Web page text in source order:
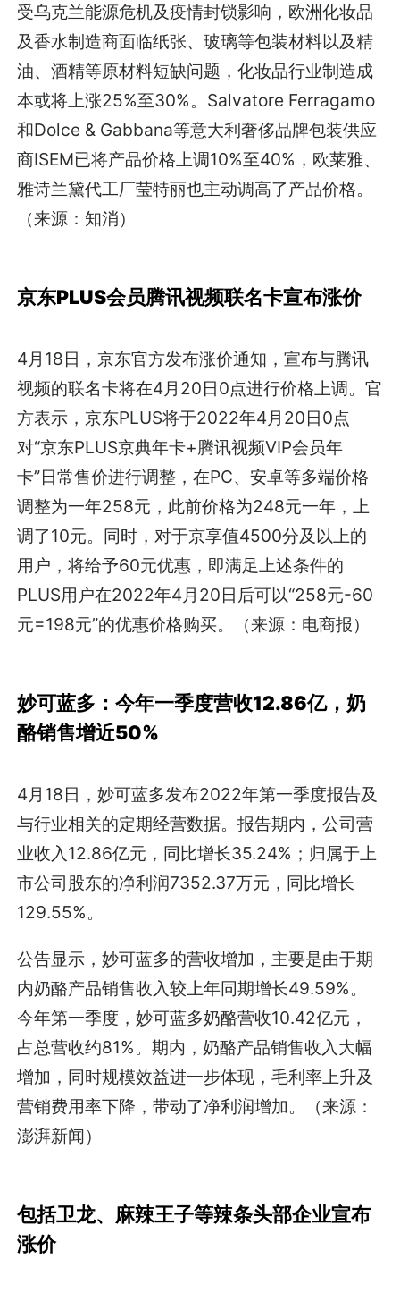
受乌克兰能源危机及疫情封锁影响，欧洲化妆品
及香水制造商面临纸张、玻璃等包装材料以及精
油、酒精等原材料短缺问题，化妆品行业制造成
本或将上涨25%至30%。Salvatore Ferragamo
和Dolce & Gabbana等意大利奢侈品牌包装供应
商ISEM已将产品价格上调10%至40%，欧莱雅、
雅诗兰黛代工厂莹特丽也主动调高了产品价格。
（来源：知消）
京东PLUS会员腾讯视频联名卡宣布涨价
4月18日，京东官方发布涨价通知，宣布与腾讯
视频的联名卡将在4月20日0点进行价格上调。官
方表示，京东PLUS将于2022年4月20日0点
对“京东PLUS京典年卡+腾讯视频VIP会员年
卡”日常售价进行调整，在PC、安卓等多端价格
调整为一年258元，此前价格为248元一年，上
调了10元。同时，对于京享值4500分及以上的
用户，将给予60元优惠，即满足上述条件的
PLUS用户在2022年4月20日后可以“258元-60
元=198元”的优惠价格购买。（来源：电商报）
妙可蓝多：今年一季度营收12.86亿，奶
酪销售增近50%
4月18日，妙可蓝多发布2022年第一季度报告及
与行业相关的定期经营数据。报告期内，公司营
业收入12.86亿元，同比增长35.24%；归属于上
市公司股东的净利润7352.37万元，同比增长
129.55%。
公告显示，妙可蓝多的营收增加，主要是由于期
内奶酪产品销售收入较上年同期增长49.59%。
今年第一季度，妙可蓝多奶酪营收10.42亿元，
占总营收约81%。期内，奶酪产品销售收入大幅
增加，同时规模效益进一步体现，毛利率上升及
营销费用率下降，带动了净利润增加。（来源：
澎湃新闻）
包括卫龙、麻辣王子等辣条头部企业宣布
涨价